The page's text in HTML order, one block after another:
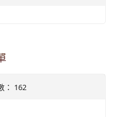
： 162